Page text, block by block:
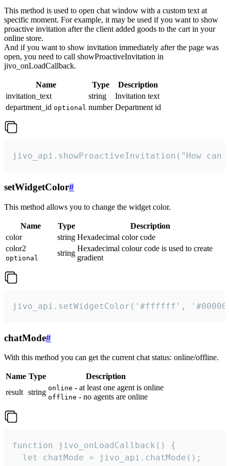
This method is used to open chat window with a custom text at
specific moment. For example, it may be used if you want to show
proactive invitation after the client added goods to the cart in your
online store.
And if you want to show invitation immediately after the page was
open, you need to call showProactiveInvitation in
jivo_onLoadCallback.
Name Type
Description
invitation_text
string
Invitation text
department_id optional number Department id
jivo_api.showProactiveInvitation("How
setWidgetColor#
This method allows you to change the widget color.
Name Type
Description
color
string Hexadecimal color code
color2
optional
string
Hexadecimal colour code is used to create
gradient
jivo_api.setWidgetColor('#ffffff',
chatMode#
With this method you can get the current chat status: online/offline.
Name Type
Description
result string online - at least one agent is online
offline - no agents are online
function jivo_onLoadCallback() {
  let chatMode = jivo_api.chatMode();